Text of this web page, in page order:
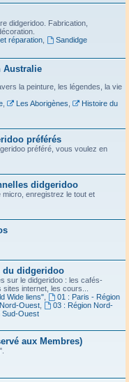
didgeridoo. Fabrication,
réparation,
Sandidge
Australie
la peinture, les légendes, la vie
, Les Aborigènes
Histoire du
préférés
préféré, vous voulez en
didgeridoo
enregistrez le tout et
du didgeridoo
sur le didgeridoo : les cafés-
internet, les cours...
Wide liens",
01 : Paris - Région
Ouest,
03 : Région Nord-
Sud-Ouest
aux Membres)